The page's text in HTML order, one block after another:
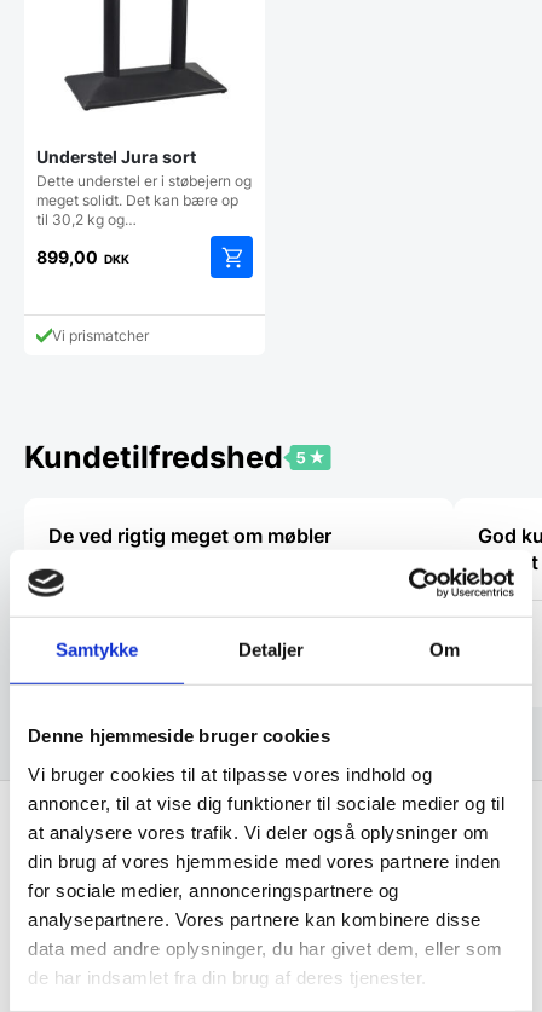
Samtykke Detaljer Om
Denne hjemmeside bruger cookies
Vi bruger cookies til at tilpasse vores indhold og
annoncer, til at vise dig funktioner til sociale medier og til
at analysere vores trafik. Vi deler også oplysninger om
din brug af vores hjemmeside med vores partnere inden
for sociale medier, annonceringspartnere og
analysepartnere. Vores partnere kan kombinere disse
data med andre oplysninger, du har givet dem, eller som
de har indsamlet fra din brug af deres tjenester.
Understel Jura sort
Dette understel er i støbejern og
meget solidt. Det kan bære op
til 30,2 kg og…
899,00 DKK
Vi prismatcher
Kundetilfredshed
De ved rigtig meget om møbler
Kris
God
høfligt
Hurtig levering fra kun 59 kr.
Landsdækkende dag- til dag levering
Lynhurtig levering
Mere end 10.000 produkter på lager